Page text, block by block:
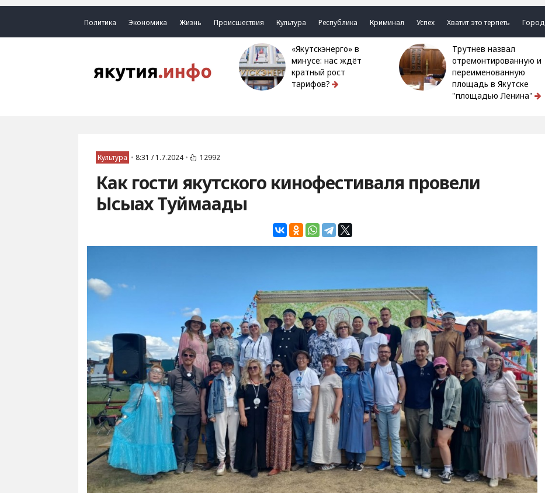
Политика Экономика Жизнь Происшествия Культура Республика Криминал Успех Хватит это терпеть Город
«Якутскэнерго» в
минусе: нас ждёт
кратный рост
тарифов?
Трутнев назвал
отремонтированную и
переименованную
площадь в Якутске
"площадью Ленина"
Культура • 8:31 / 1.7.2024 • 12992
Как гости якутского кинофестиваля провели
Ысыах Туймаады